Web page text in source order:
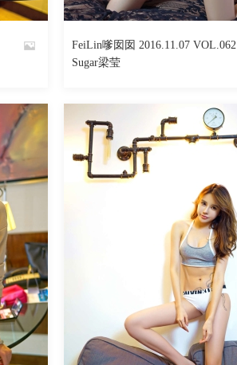
By
FeiLin嗲囡囡 2016.11.07 VOL.062
Sugar梁莹